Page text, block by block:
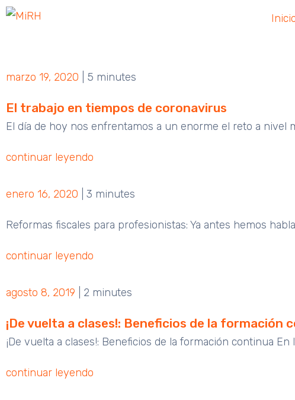
marzo 19, 2020 5 minutes
El trabajo en tiempos de coronavirus
El día de hoy nos enfrentamos a un enorme el reto a nivel
continuar leyendo
enero 16, 2020 3 minutes
Reformas fiscales para profesionistas: Ya antes hemos
continuar leyendo
agosto 8, 2019 2 minutes
¡De vuelta a clases!: Beneficios de la formación
¡De vuelta a clases!: Beneficios de la formación continua
continuar leyendo